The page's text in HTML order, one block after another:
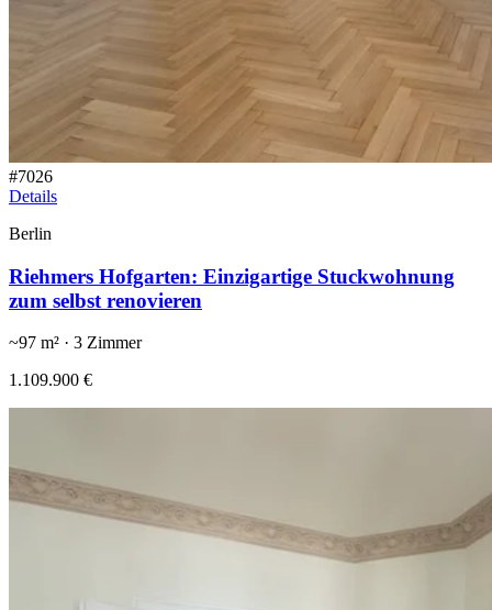
#7026
Details
Berlin
Riehmers Hofgarten: Einzigartige Stuckwohnung
zum selbst renovieren
~97 m² · 3 Zimmer
1.109.900 €